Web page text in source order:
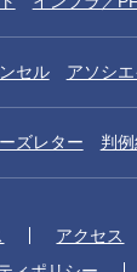
セル アソシエ
ズレター 判
アクセス